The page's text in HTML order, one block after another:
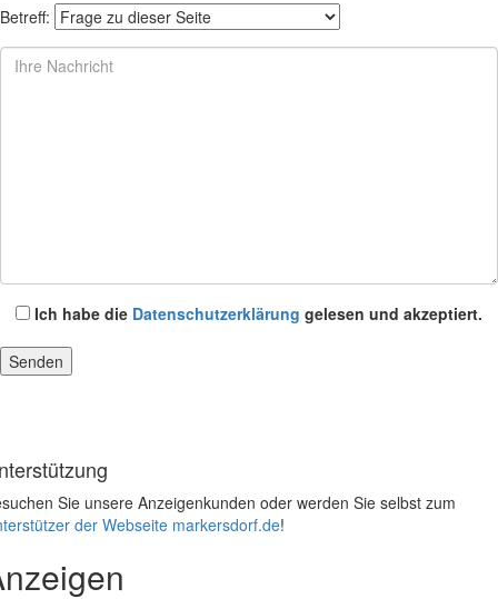
Betreff:
Ich habe die Datenschutzerklärung gelesen und akzeptiert.
Sie unsere Anzeigenkunden oder werden Sie selbst zum
der Webseite markersdorf.de!